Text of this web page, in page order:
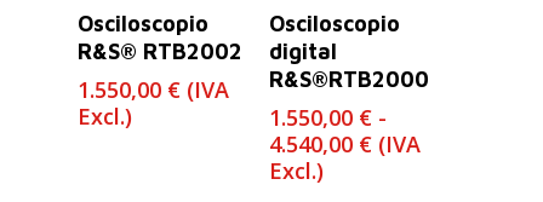
Osciloscopio
R&S® RTB2002
1.550,00 € (IVA
Excl.)
Seleccionar
Opciones
Osciloscopio
digital
R&S®RTB2000
1.550,00 € -
4.540,00 €Rango
(IVA
Excl.)